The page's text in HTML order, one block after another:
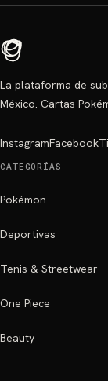
La plataforma de
México. Cartas
InstagramFacebook
CATEGORÍAS
Pokémon
Deportivas
Tenis & Streetwear
One Piece
Beauty